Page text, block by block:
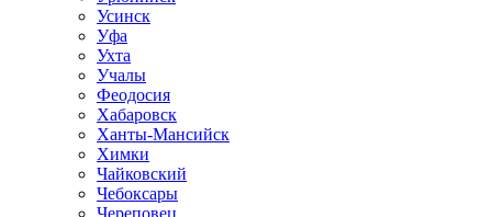
Усинск
Уфа
Ухта
Учалы
Феодосия
Хабаровск
Ханты-Мансийск
Химки
Чайковский
Чебоксары
Череповец